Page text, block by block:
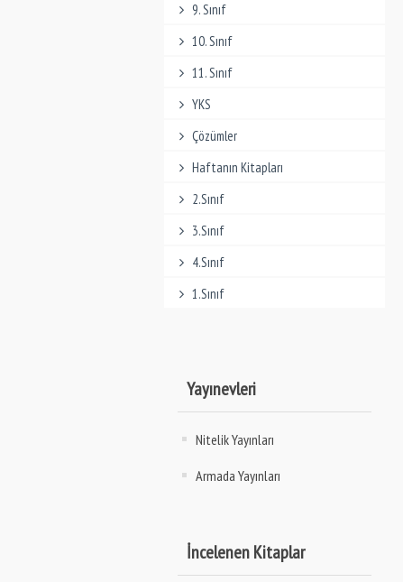
9. Sınıf
10. Sınıf
11. Sınıf
YKS
Çözümler
Haftanın Kitapları
2.Sınıf
3.Sınıf
4.Sınıf
1.Sınıf
Yayınevleri
Nitelik Yayınları
Armada Yayınları
İncelenen Kitaplar